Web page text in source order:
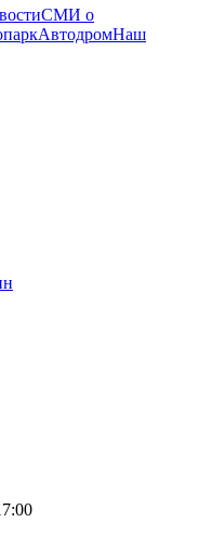
СМИ о
АвтодромНаш